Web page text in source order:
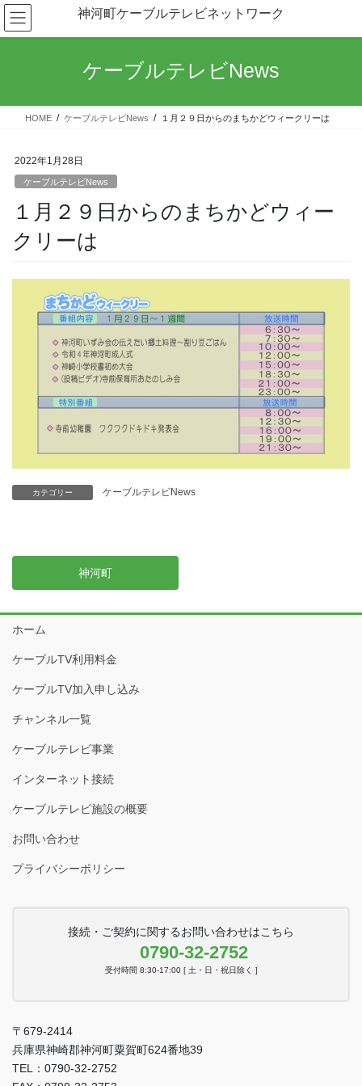
コ
ン
テ
ス
ナ
ビ
ゲ
ン
神河町ケーブルテレビネットワーク
ケーブルテレビNews
HOME ケーブルテレビNews １月２９日からのまちかどウィークリーは
2022年1月28日
ケーブルテレビNews
１月２９日からのまちかどウィー
クリーは
カテゴリー ケーブルテレビNews
神河町
ホーム
ケーブルTV利用料金
ケーブルTV加入申し込み
チャンネル一覧
ケーブルテレビ事業
インターネット接続
ケーブルテレビ施設の概要
お問い合わせ
プライバシーポリシー
接続・ご契約に関するお問い合わせはこちら
0790-32-2752
受付時間 8:30-17:00 [ 土・日・祝日除く ]
〒679-2414
兵庫県神崎郡神河町粟賀町624番地39
TEL：0790-32-2752